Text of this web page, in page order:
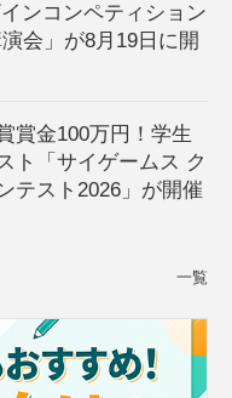
ンコンペティション
会」が8月19日に開
賞金100万円！学生
ト「サイゲームス ク
テスト2026」が開催
一覧